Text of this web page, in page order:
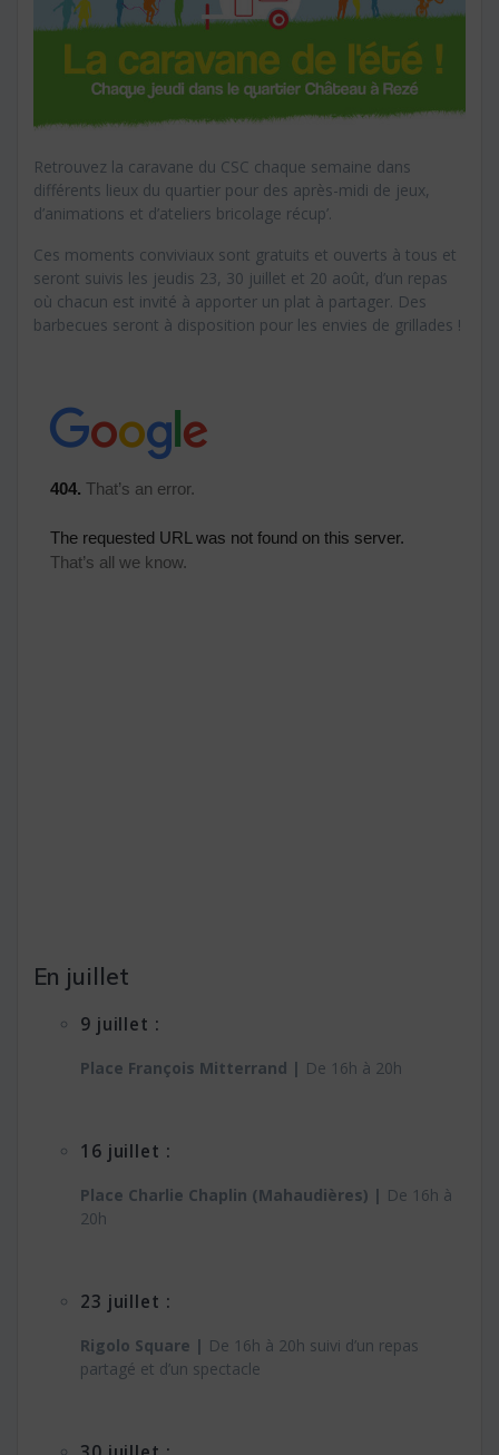
Retrouvez la caravane du CSC chaque semaine dans
différents lieux du quartier pour des après-midi de jeux,
d’animations et d’ateliers bricolage récup’.
Ces moments conviviaux sont gratuits et ouverts à tous et
seront suivis les jeudis 23, 30 juillet et 20 août, d’un repas
où chacun est invité à apporter un plat à partager. Des
barbecues seront à disposition pour les envies de grillades !
En juillet
9 juillet :
Place François Mitterrand | De 16h à 20h
16 juillet :
Place Charlie Chaplin (Mahaudières) | De 16h à
20h
23 juillet :
Rigolo Square | De 16h à 20h suivi d’un repas
partagé et d’un spectacle